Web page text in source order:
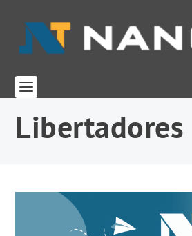
Libertadores